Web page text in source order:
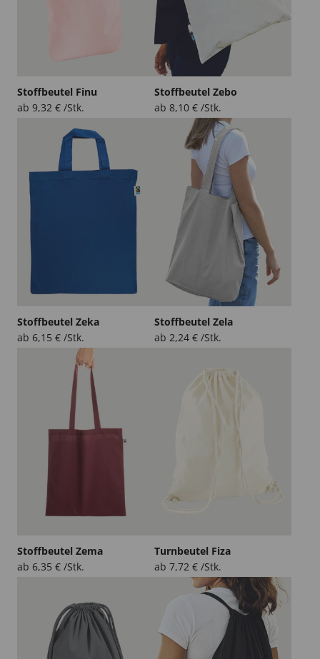
Stoffbeutel Finu
ab 9,32 € /Stk.
Stoffbeutel Zebo
ab 8,10 € /Stk.
Stoffbeutel Zeka
ab 6,15 € /Stk.
Stoffbeutel Zela
ab 2,24 € /Stk.
Stoffbeutel Zema
ab 6,35 € /Stk.
Turnbeutel Fiza
ab 7,72 € /Stk.